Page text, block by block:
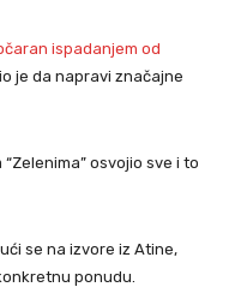
ispadanjem od
je da napravi značajne
osvojio sve i to
se na izvore iz Atine,
ponudu.